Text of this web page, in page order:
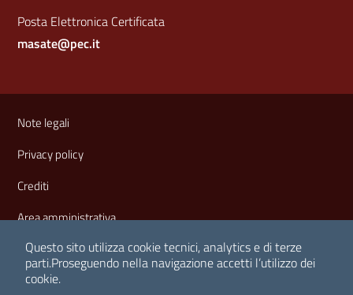
Questo sito utilizza cookie tecnici, analytics e di terze
parti.Proseguendo nella navigazione accetti l’utilizzo dei
cookie.
Posta Elettronica Certificata
masate@pec.it
Sezione Link Utili
Note legali
Privacy policy
Crediti
Area amministrativa